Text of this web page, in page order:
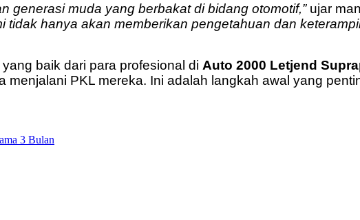
generasi muda yang berbakat di bidang otomotif,”ujar
hanya akan memberikan pengetahuan dan
baik dari para profesional di Auto 2000 Letjend
PKL mereka. Ini adalah langkah awal yang
3 Bulan